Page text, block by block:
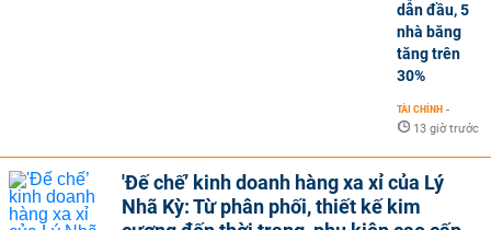
dẫn đầu, 5
nhà băng
tăng trên
30%
TÀI CHÍNH -
13 giờ trước
'Đế chế’ kinh doanh hàng xa xỉ của Lý
Nhã Kỳ: Từ phân phối, thiết kế kim